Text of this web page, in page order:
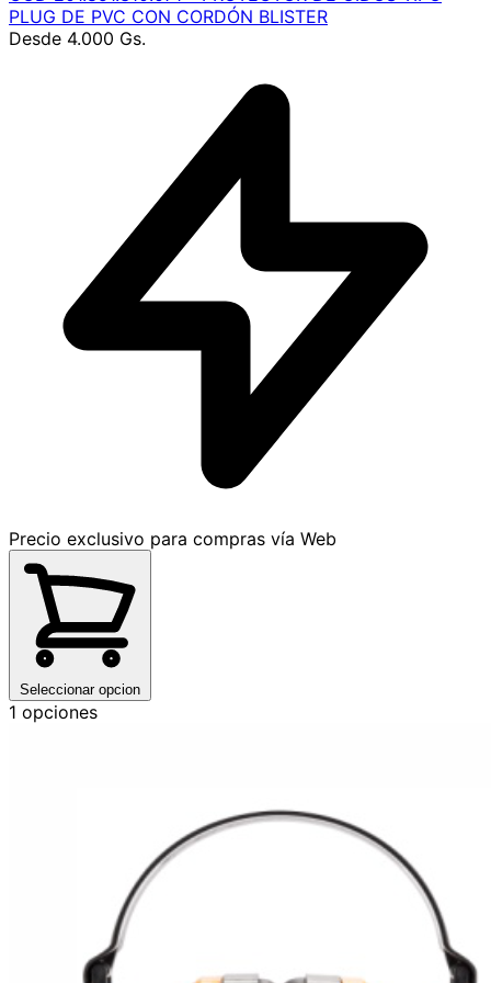
PLUG DE PVC CON CORDÓN BLISTER
Desde 4.000 Gs.
Precio exclusivo para compras vía Web
Seleccionar opcion
1 opciones